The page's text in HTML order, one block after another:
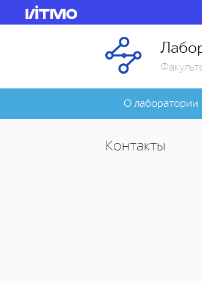
О лаборатории
Контакты